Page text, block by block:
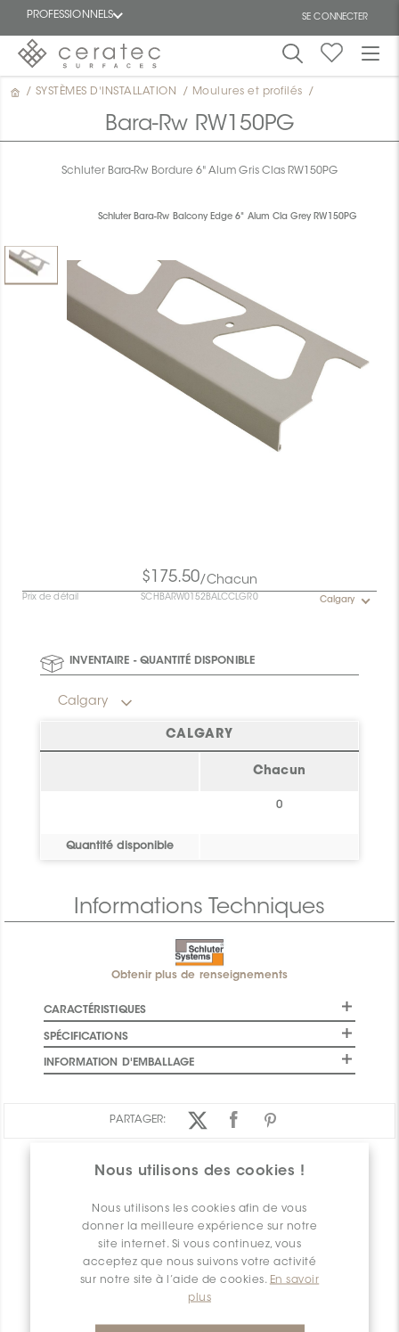
PROFESSIONNELS SE CONNECTER
En
vedette
Nous utilisons des cookies !
Nous utilisons les cookies afin de vous
donner la meilleure expérience sur notre
site internet. Si vous continuez, vous
acceptez que nous suivons votre activité
sur notre site à l’aide de cookies. En savoir
plus
/ SYSTÈMES D'INSTALLATION / Moulures et profilés /
Bara-Rw RW150PG
Schluter Bara-Rw Bordure 6" Alum Gris Clas RW150PG
Schluter Bara-Rw Balcony Edge 6" Alum Cla Grey RW150PG
$175.50/Chacun
Prix de détail SCHBARW0152BALCCLGR0 Calgary
INVENTAIRE - QUANTITÉ DISPONIBLE
Calgary
CALGARY
Chacun
0
Quantité disponible
Informations Techniques
Obtenir plus de renseignements
CARACTÉRISTIQUES
SPÉCIFICATIONS
INFORMATION D'EMBALLAGE
PARTAGER:
APERÇU DES PRODUITS